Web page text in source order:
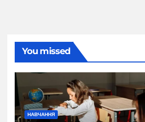
You missed
НАВЧАННЯ